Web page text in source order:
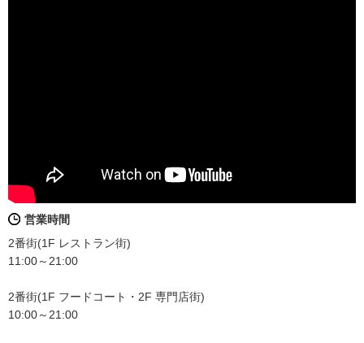
営業時間
2番街(1F レストラン街)
11:00～21:00
2番街(1F フードコート・2F 専門店街)
10:00～21:00